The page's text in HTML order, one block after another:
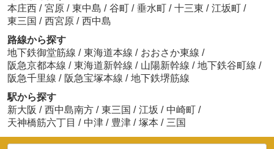
本庄西 / 宮原 / 東中島 / 谷町 / 垂水町 / 十三東 / 江坂町 /
東三国 / 西宮原 / 西中島
路線から探す
地下鉄御堂筋線 / 東海道本線 / おおさか東線 /
阪急京都本線 / 東海道新幹線 / 山陽新幹線 / 地下鉄谷町線 /
阪急千里線 / 阪急宝塚本線 / 地下鉄堺筋線
駅から探す
新大阪 / 西中島南方 / 東三国 / 江坂 / 中崎町 /
天神橋筋六丁目 / 中津 / 豊津 / 塚本 / 三国